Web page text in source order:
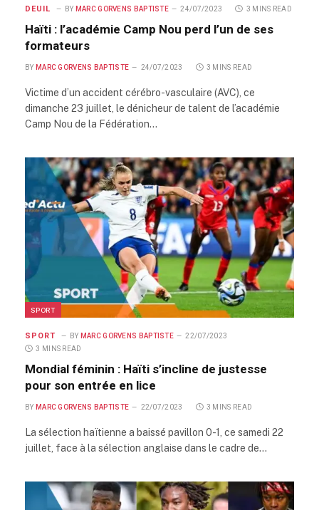
DEUIL BY MARC GORVENS BAPTISTE 24/07/2023 3 MINS READ
Haïti : l’académie Camp Nou perd l’un de ses
formateurs
BY MARC GORVENS BAPTISTE 24/07/2023 3 MINS READ
Victime d’un accident cérébro-vasculaire (AVC), ce
dimanche 23 juillet, le dénicheur de talent de l’académie
Camp Nou de la Fédération…
SPORT
SPORT BY MARC GORVENS BAPTISTE
22/07/2023
3 MINS READ
Mondial féminin : Haïti s’incline de justesse
pour son entrée en lice
BY MARC GORVENS BAPTISTE 22/07/2023 3 MINS READ
La sélection haïtienne a baissé pavillon 0-1, ce samedi 22
juillet, face à la sélection anglaise dans le cadre de…